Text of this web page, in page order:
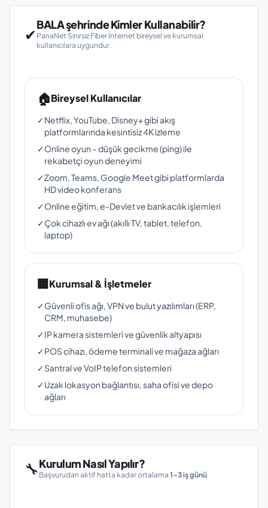
✔
BALA şehrinde Kimler Kullanabilir?
PanaNet Sınırsız Fiber İnternet bireysel ve kurumsal
kullanıcılara uygundur.
🏠Bireysel Kullanıcılar
✓Netflix, YouTube, Disney+ gibi akış
platformlarında kesintisiz 4K izleme
✓Online oyun – düşük gecikme (ping) ile
rekabetçi oyun deneyimi
✓Zoom, Teams, Google Meet gibi platformlarda
HD video konferans
✓Online eğitim, e-Devlet ve bankacılık işlemleri
✓Çok cihazlı ev ağı (akıllı TV, tablet, telefon,
laptop)
🏢Kurumsal & İşletmeler
✓Güvenli ofis ağı, VPN ve bulut yazılımları (ERP,
CRM, muhasebe)
✓IP kamera sistemleri ve güvenlik altyapısı
✓POS cihazı, ödeme terminali ve mağaza ağları
✓Santral ve VoIP telefon sistemleri
✓Uzak lokasyon bağlantısı, saha ofisi ve depo
ağları
🔧Kurulum Nasıl Yapılır?
Başvurudan aktif hatta kadar ortalama 1–3 iş günü.